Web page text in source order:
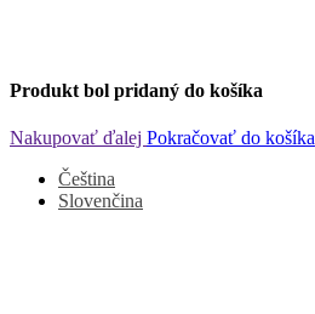
Produkt bol pridaný do košíka
Nakupovať ďalej Pokračovať do košíka
Čeština
Slovenčina